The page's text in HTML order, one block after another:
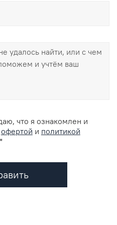
что я ознакомлен и
офертой и политикой
*